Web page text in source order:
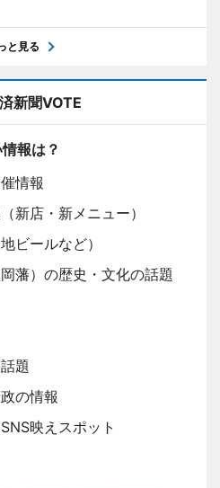
と見る
新聞VOTE
報は？
情報
新店・新メニュー）
ビールなど）
藩）の歴史・文化の話題
題
の情報
映えスポット